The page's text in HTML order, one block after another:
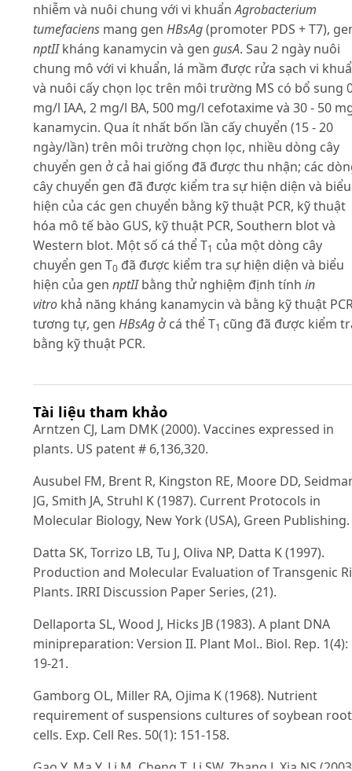
nhiễm và nuôi chung với vi khuẩnAgrobacterium
tumefaciens mang gen HBsAg(promoter PDS + T7),
nptIIkháng kanamycin và gen gusA. Sau 2 ngày nuôi
chung mô với vi khuẩn, lá mầm được rửa sạch vi
và nuôi cấy chọn lọc trên môi trường MS có bổ sung
mg/l IAA, 2 mg/l BA, 500 mg/l cefotaxime và 30 - 50
kanamycin. Qua ít nhất bốn lần cấy chuyển (15 - 20
ngày/lần) trên môi trường chọn lọc, nhiều dòng cây
chuyển gen ở cả hai giống đã được thu nhận; các
cây chuyển gen đã được kiểm tra sự hiện diện và biểu
hiện của các gen chuyển bằng kỹ thuật PCR, kỹ thuật
hóa mô tế bào GUS, kỹ thuật PCR, Southern blot và
Western blot. Một số cá thể T1 của một dòng cây
chuyển gen T0 đã được kiểm tra sự hiện diện và biểu
hiện của gen nptIIbằng thử nghiệm định tính in
vitro khả năng kháng kanamycin và bằng kỹ thuật
tương tự, gen HBsAg ở cá thể T1 cũng đã được kiểm
bằng kỹ thuật PCR.
Tài liệu tham khảo
Arntzen CJ, Lam DMK (2000). Vaccines expressed in
plants. US patent # 6,136,320.
Ausubel FM, Brent R, Kingston RE, Moore DD,
JG, Smith JA, Struhl K (1987). Current Protocols in
Molecular Biology, New York (USA), Green Publishing.
Datta SK, Torrizo LB, Tu J, Oliva NP, Datta K (1997).
Production and Molecular Evaluation of Transgenic
Plants. IRRI Discussion Paper Series, (21).
Dellaporta SL, Wood J, Hicks JB (1983). A plant DNA
minipreparation: Version II. Plant Mol.. Biol. Rep. 1(4):
19-21.
Gamborg OL, Miller RA, Ojima K (1968). Nutrient
requirement of suspensions cultures of soybean root
cells. Exp. Cell Res. 50(1): 151-158.
Gao Y, Ma Y, Li M, Cheng T, Li SW, Zhang J, Xia NS